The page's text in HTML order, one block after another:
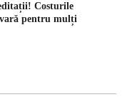
Costurile
pentru mulți